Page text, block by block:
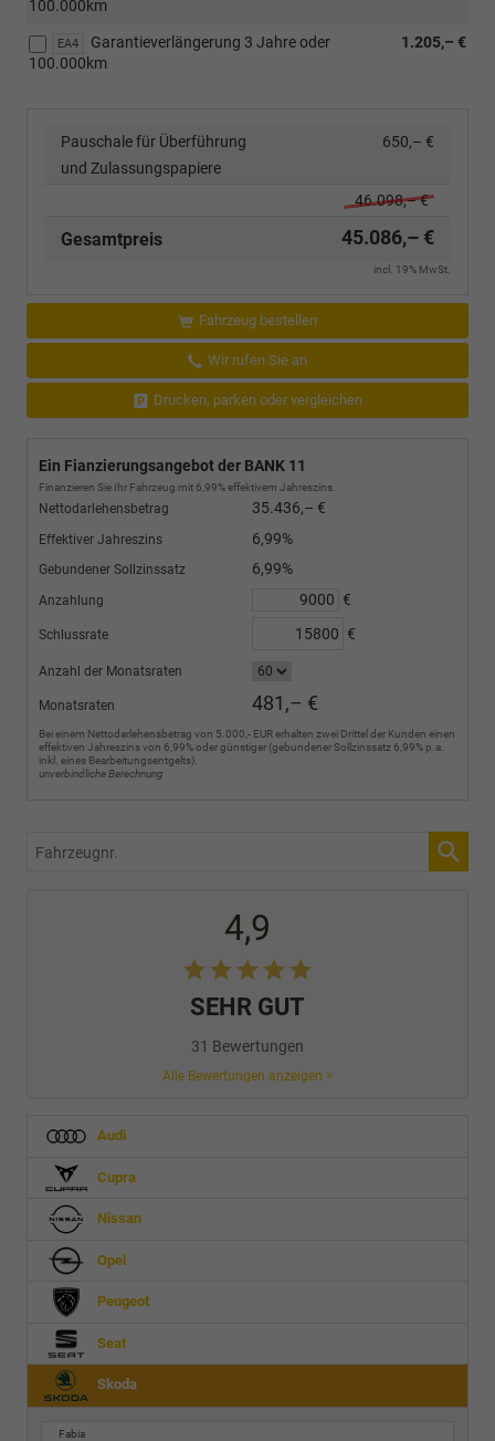
100.000km
EA4 1.205,– €
Garantieverlängerung 3 Jahre oder
100.000km
Pauschale für Überführung
und Zulassungspapiere
650,– €
46.098,– €
Gesamtpreis 45.086,– €
incl. 19% MwSt.
Fahrzeug bestellen
Wir rufen Sie an
Drucken, parken oder vergleichen
Ein Fianzierungsangebot der BANK 11
Finanzieren Sie Ihr Fahrzeug mit 6,99% effektivem Jahreszins.
Nettodarlehensbetrag 35.436,– €
Effektiver Jahreszins 6,99%
Gebundener Sollzinssatz 6,99%
Anzahlung €
Schlussrate €
Anzahl der Monatsraten
Monatsraten 481,– €
Bei einem Nettodarlehensbetrag von 5.000,- EUR erhalten zwei Drittel der Kunden einen
effektiven Jahreszins von 6,99% oder günstiger (gebundener Sollzinssatz 6,99% p.a.
inkl. eines Bearbeitungsentgelts).
unverbindliche Berechnung
Fahrzeugnr.
4,9
SEHR GUT
31 Bewertungen
Alle Bewertungen anzeigen >
Audi
Cupra
Nissan
Opel
Peugeot
Seat
Skoda
Fabia